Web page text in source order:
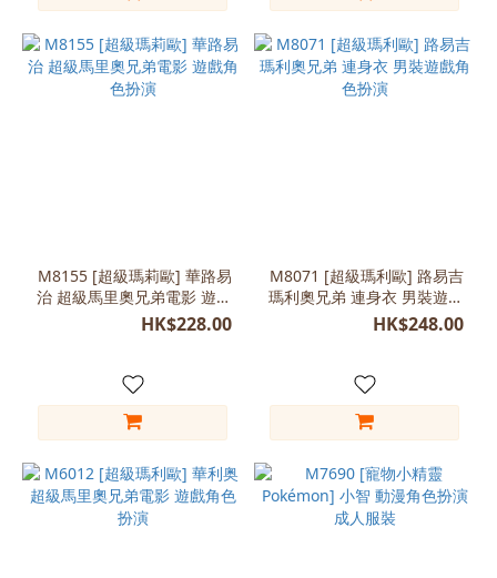
M8155 [超級瑪莉歐] 華路易
治 超級馬里奧兄弟電影 遊戲
角色扮演
HK$228.00
M8071 [超級瑪利歐] 路易吉
瑪利奧兄弟 連身衣 男裝遊戲
角色扮演
HK$248.00